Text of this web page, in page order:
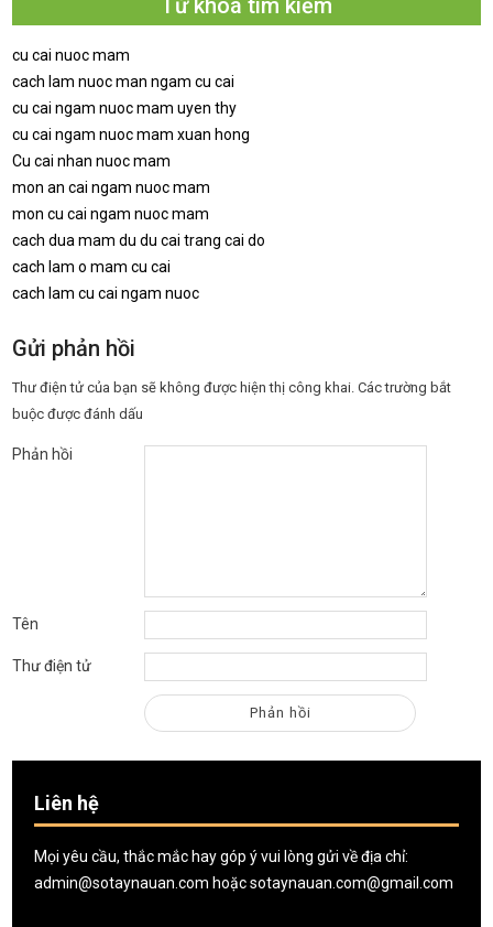
Từ khoá tìm kiếm
cu cai nuoc mam
cach lam nuoc man ngam cu cai
cu cai ngam nuoc mam uyen thy
cu cai ngam nuoc mam xuan hong
Cu cai nhan nuoc mam
mon an cai ngam nuoc mam
mon cu cai ngam nuoc mam
cach dua mam du du cai trang cai do
cach lam o mam cu cai
cach lam cu cai ngam nuoc
Gửi phản hồi
Thư điện tử của bạn sẽ không được hiện thị công khai. Các trường bắt
buộc được đánh dấu
Phản hồi
Tên
Thư điện tử
Liên hệ
Mọi yêu cầu, thắc mắc hay góp ý vui lòng gửi về địa chỉ:
admin@sotaynauan.com hoặcsotaynauan.com@gmail.com